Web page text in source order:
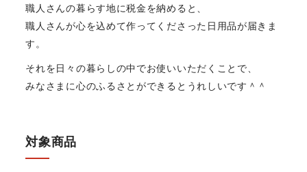
職人さんの暮らす地に税金を納めると、
職人さんが心を込めて作ってくださった日用品が届きま
す。
それを日々の暮らしの中でお使いいただくことで、
みなさまに心のふるさとができるとうれしいです＾＾
対象商品